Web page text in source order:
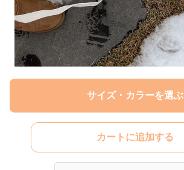
サイズ・カラーを選ぶ
カートに追加する